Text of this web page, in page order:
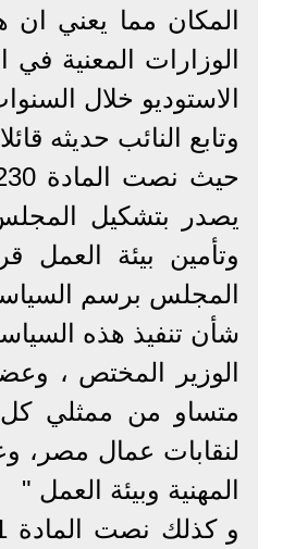
المكان مما يعني
الوزارات المعنية
الاستوديو خلال
وتابع النائب حديثه
يصدر بتشكيل
وتأمين بيئة
المجلس برسم
شأن تنفيذ هذه
الوزير المختص ،
متساو من ممثلي كل
لنقابات عمال مصر،
المهنية وبيئة العمل "